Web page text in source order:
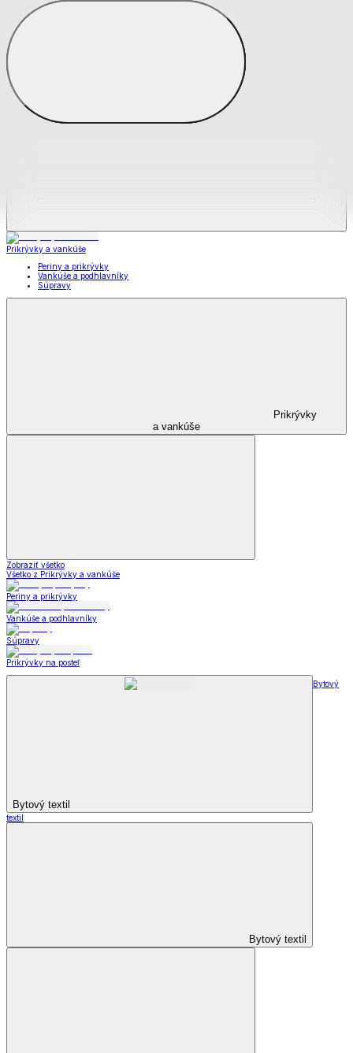
Zobraziť všetko
Všetko z Matrace a matracové chrániče
Matrace
Chrániče na matrace
Prikrývky a vankúše
Periny a prikrývky
Vankúše a podhlavníky
Súpravy
Prikrývky
a vankúše
Zobraziť všetko
Všetko z Prikrývky a vankúše
Periny a prikrývky
Vankúše a podhlavníky
Súpravy
Prikrývky na posteľ
Bytový textil
Bytový
textil
Bytový textil